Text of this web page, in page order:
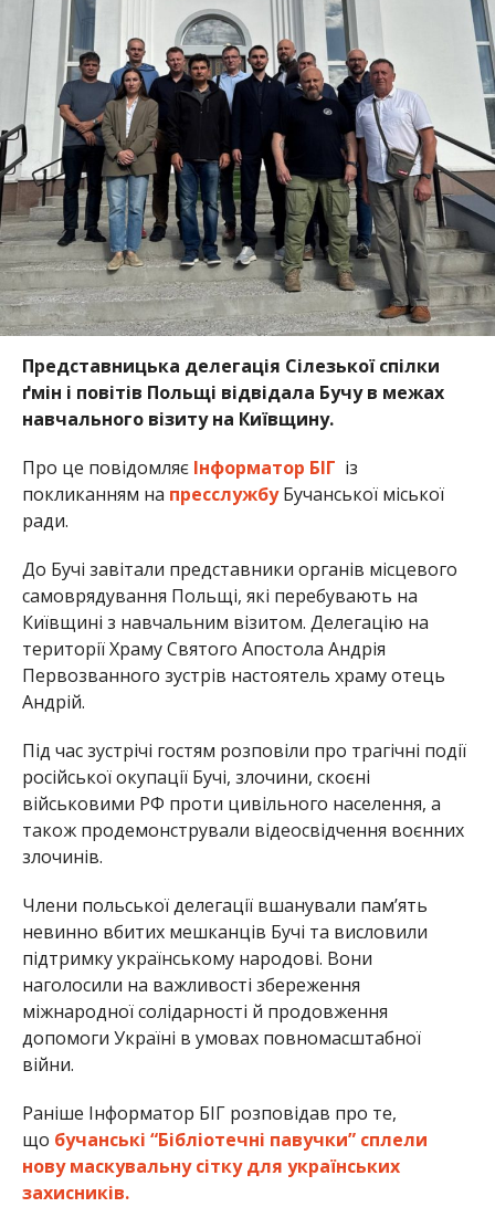
Представницька делегація Сілезької спілки
ґмін і повітів Польщі відвідала Бучу в межах
навчального візиту на Київщину.
Про це повідомляє Інформатор БІГ із
покликанням на пресслужбуБучанської міської
ради.
До Бучі завітали представники органів місцевого
самоврядування Польщі, які перебувають на
Київщині з навчальним візитом. Делегацію на
території Храму Святого Апостола Андрія
Первозванного зустрів настоятель храму отець
Андрій.
Під час зустрічі гостям розповіли про трагічні події
російської окупації Бучі, злочини, скоєні
військовими РФ проти цивільного населення, а
також продемонстрували відеосвідчення воєнних
злочинів.
Члени польської делегації вшанували пам’ять
невинно вбитих мешканців Бучі та висловили
підтримку українському народові. Вони
наголосили на важливості збереження
міжнародної солідарності й продовження
допомоги Україні в умовах повномасштабної
війни.
Раніше Інформатор БІГ розповідав про те,
що бучанські “Бібліотечні павучки” сплели
нову маскувальну сітку для українських
захисників.